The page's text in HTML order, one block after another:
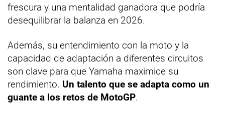
frescura y una mentalidad ganadora que podría
desequilibrar la balanza en 2026.
Además, su entendimiento con la moto y la
capacidad de adaptación a diferentes circuitos
son clave para que Yamaha maximice su
rendimiento. Un talento que se adapta como un
guante a los retos de MotoGP.